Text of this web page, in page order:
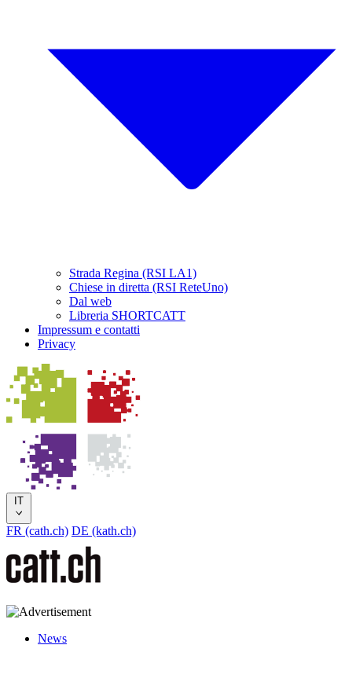
Strada Regina (RSI LA1)
Chiese in diretta (RSI ReteUno)
Dal web
Libreria SHORTCATT
Impressum e contatti
Privacy
IT
FR (cath.ch) DE (kath.ch)
News